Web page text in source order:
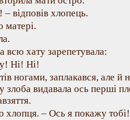
відповів хлопець.
матері.
всю хату зарепетувала:
Ні! Ні!
ногами, заплакався, але й
злоба видавала ось перші
хлопця. – Ось я покажу тобі!